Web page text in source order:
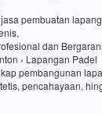
pembuatan
dan
› Lapangan Padel
pembangunan
pencahayaan,